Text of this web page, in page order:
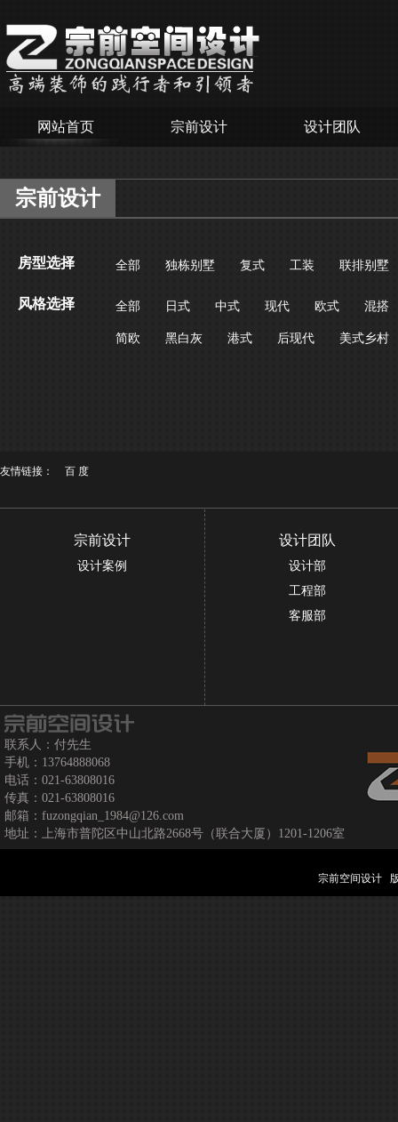
网站首页 宗前设计 设计团队
宗前设计
房型选择 全部 独栋别墅 复式 工装 联排别墅
风格选择 全部 日式 中式 现代 欧式 混搭
简欧 黑白灰 港式 后现代 美式乡村
友情链接： 百 度
宗前设计
设计案例
设计团队
设计部
工程部
客服部
联系人：付先生
手机：13764888068
电话：021-63808016
传真：021-63808016
邮箱：fuzongqian_1984@126.com
地址：上海市普陀区中山北路2668号（联合大厦）1201-1206室
宗前空间设计